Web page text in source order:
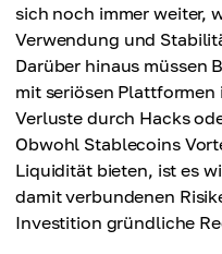
sich noch immer weiter,
Verwendung und
Darüber hinaus müssen
mit seriösen
Verluste durch Hacks
Obwohl Stablecoins
Liquidität bieten, ist es
damit verbundenen
Investition gründliche